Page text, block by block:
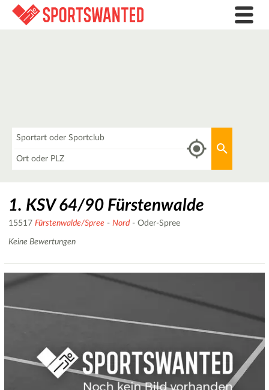
1. KSV 64/90 Fürstenwalde
15517 Fürstenwalde/Spree - Nord - Oder-Spree
Keine Bewertungen